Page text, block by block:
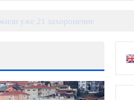
уже 21 захоронение